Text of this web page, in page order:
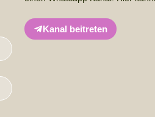
Kanal beitreten